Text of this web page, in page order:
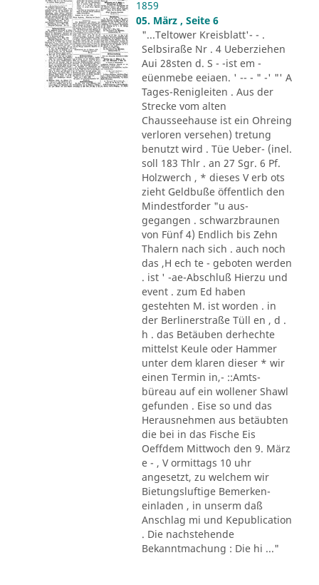
1859
05. März , Seite 6
"...Teltower Kreisblatt'- - .
Selbsiraße Nr . 4 Ueberziehen
Aui 28sten d. S - -ist em -
eüenmebe eeiaen. ' -- - " -' "' A
Tages-Renigleiten . Aus der
Strecke vom alten
Chausseehause ist ein Ohreing
verloren versehen) tretung
benutzt wird . Tüe Ueber- (inel.
soll 183 Thlr . an 27 Sgr. 6 Pf.
Holzwerch , * dieses V erb ots
zieht Geldbuße öffentlich den
Mindestforder "u aus-
gegangen . schwarzbraunen
von Fünf 4) Endlich bis Zehn
Thalern nach sich . auch noch
das ,H ech te - geboten werden
. ist ' -ae-Abschluß Hierzu und
event . zum Ed haben
gestehten M. ist worden . in
der Berlinerstraße Tüll en , d .
h . das Betäuben derhechte
mittelst Keule oder Hammer
unter dem klaren dieser * wir
einen Termin in,- ::Amts-
büreau auf ein wollener Shawl
gefunden . Eise so und das
Herausnehmen aus betäubten
die bei in das Fische Eis
Oeffdem Mittwoch den 9. März
e - , V ormittags 10 uhr
angesetzt, zu welchem wir
Bietungsluftige Bemerken-
einladen , in unserm daß
Anschlag mi und Kepublication
. Die nachstehende
Bekanntmachung : Die hi ..."